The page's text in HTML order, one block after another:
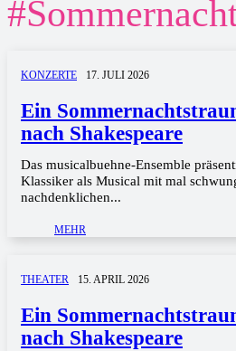
#
KONZERTE 17. JULI 2026
Ein
nach Shakespeare
Das musicalbuehne-Ensemble
Klassiker als Musical mit mal
nachdenklichen...
MEHR
THEATER 15. APRIL 2026
Ein
nach Shakespeare